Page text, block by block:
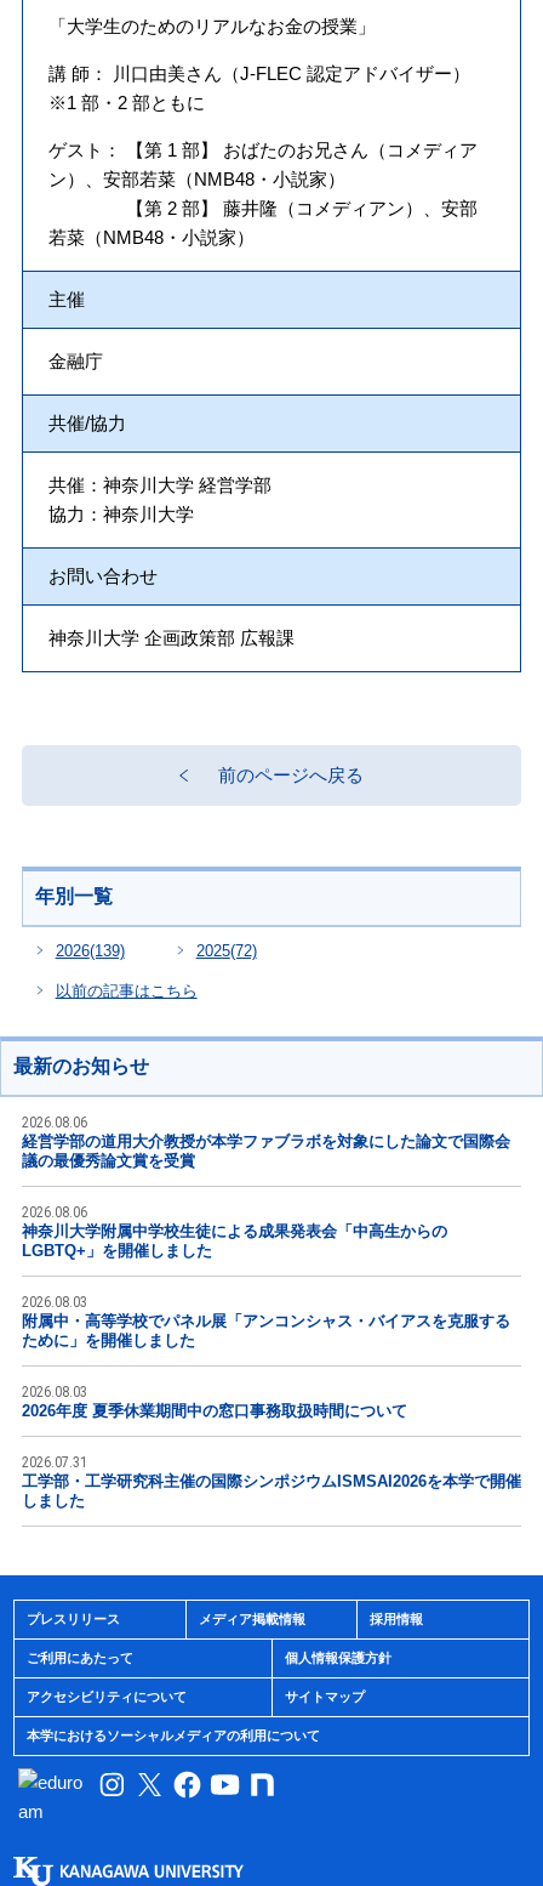
「大学生のためのリアルなお金の授業」
講 師： 川口由美さん（J-FLEC 認定アドバイザー）
※1 部・2 部ともに
ゲスト： 【第 1 部】 おばたのお兄さん（コメディア
ン）、安部若菜（NMB48・小説家）
【第 2 部】 藤井隆（コメディアン）、安部
若菜（NMB48・小説家）
主催
金融庁
共催/協力
共催：神奈川大学 経営学部
協力：神奈川大学
お問い合わせ
神奈川大学 企画政策部 広報課
前のページへ戻る
年別一覧
2026(139) 2025(72)
以前の記事はこちら
最新のお知らせ
2026.08.06
経営学部の道用大介教授が本学ファブラボを対象にした論文で国際会
議の最優秀論文賞を受賞
2026.08.06
神奈川大学附属中学校生徒による成果発表会「中高生からの
LGBTQ+」を開催しました
2026.08.03
附属中・高等学校でパネル展「アンコンシャス・バイアスを克服する
ために」を開催しました
2026.08.03
2026年度 夏季休業期間中の窓口事務取扱時間について
2026.07.31
工学部・工学研究科主催の国際シンポジウムISMSAI2026を本学で開催
しました
プレスリリース メディア掲載情報 採用情報
ご利用にあたって 個人情報保護方針
アクセシビリティについて サイトマップ
本学におけるソーシャルメディアの利用について